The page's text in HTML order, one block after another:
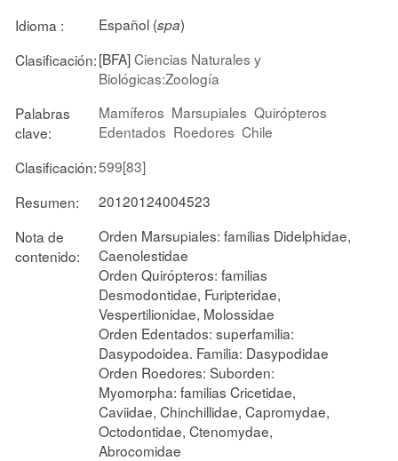
Idioma : Español (spa)
Clasificación:[BFA]Ciencias Naturales y
Biológicas:Zoología
Palabras
clave:
Mamíferos Marsupiales Quirópteros
Edentados Roedores Chile
Clasificación:599[83]
Resumen:
20120124004523
Nota de
contenido:
Orden Marsupiales: familias Didelphidae,
Caenolestidae
Orden Quirópteros: familias
Desmodontidae, Furipteridae,
Vespertilionidae, Molossidae
Orden Edentados: superfamilia:
Dasypodoidea. Familia: Dasypodidae
Orden Roedores: Suborden:
Myomorpha: familias Cricetidae,
Caviidae, Chinchillidae, Capromydae,
Octodontidae, Ctenomydae,
Abrocomidae